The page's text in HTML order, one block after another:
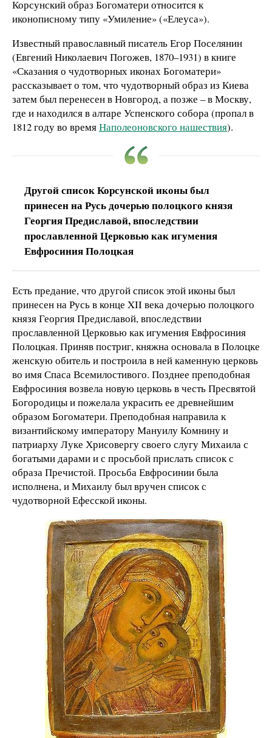
Корсунский образ Богоматери относится к
иконописному типу «Умиление» («Елеуса»).
Известный православный писатель Егор Поселянин
(Евгений Николаевич Погожев, 1870–1931) в книге
«Сказания о чудотворных иконах Богоматери»
рассказывает о том, что чудотворный образ из Киева
затем был перенесен в Новгород, а позже – в Москву,
где и находился в алтаре Успенского собора (пропал в
1812 году во времяНаполеоновского нашествия).
Другой список Корсунской иконы был
принесен на Русь дочерью полоцкого князя
Георгия Предиславой, впоследствии
прославленной Церковью как игумения
Евфросиния Полоцкая
Есть предание, что другой список этой иконы был
принесен на Русь в конце XII века дочерью полоцкого
князя Георгия Предиславой, впоследствии
прославленной Церковью как игумения Евфросиния
Полоцкая. Приняв постриг, княжна основала в Полоцке
женскую обитель и построила в ней каменную церковь
во имя Спаса Всемилостивого. Позднее преподобная
Евфросиния возвела новую церковь в честь Пресвятой
Богородицы и пожелала украсить ее древнейшим
образом Богоматери. Преподобная направила к
византийскому императору Мануилу Комнину и
патриарху Луке Хрисовергу своего слугу Михаила с
богатыми дарами и с просьбой прислать список с
образа Пречистой. Просьба Евфросинии была
исполнена, и Михаилу был вручен список с
чудотворной Ефесской иконы.